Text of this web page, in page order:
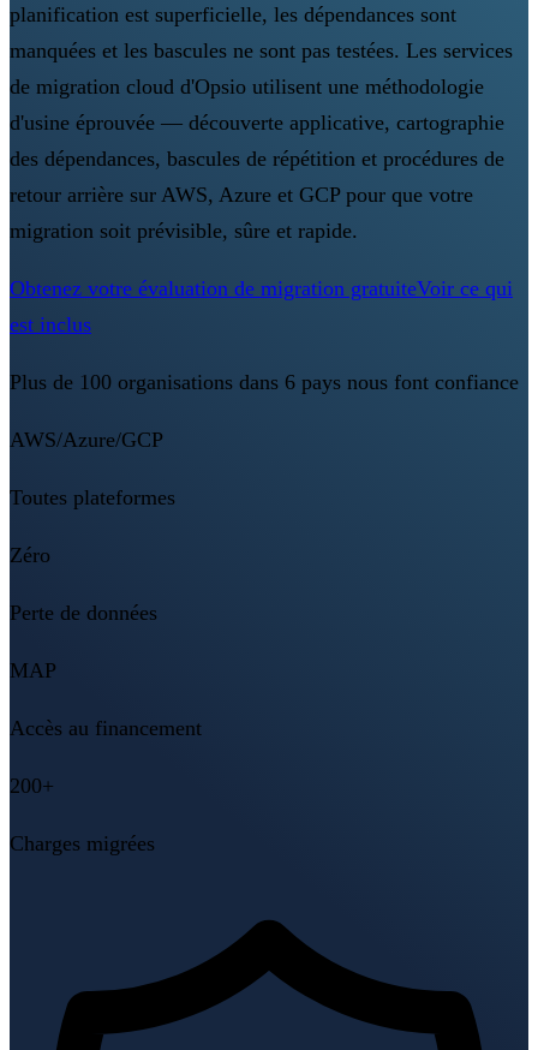
planification est superficielle, les dépendances sont
manquées et les bascules ne sont pas testées. Les services
de migration cloud d'Opsio utilisent une méthodologie
d'usine éprouvée — découverte applicative, cartographie
des dépendances, bascules de répétition et procédures de
retour arrière sur AWS, Azure et GCP pour que votre
migration soit prévisible, sûre et rapide.
Obtenez votre évaluation de migration gratuiteVoir ce qui
est inclus
Plus de 100 organisations dans 6 pays nous font confiance
AWS/Azure/GCP
Toutes plateformes
Zéro
Perte de données
MAP
Accès au financement
200+
Charges migrées